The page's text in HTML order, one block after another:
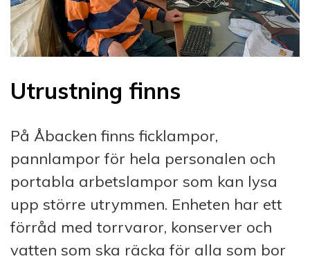
Utrustning finns
På Åbacken finns ficklampor,
pannlampor för hela personalen och
portabla arbetslampor som kan lysa
upp större utrymmen. Enheten har ett
förråd med torrvaror, konserver och
vatten som ska räcka för alla som bor